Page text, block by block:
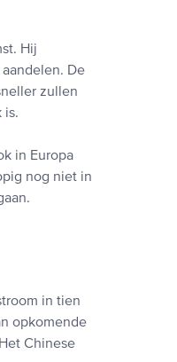
Hij
De
zullen
is.
in Europa
nog niet in
in tien
opkomende
Chinese